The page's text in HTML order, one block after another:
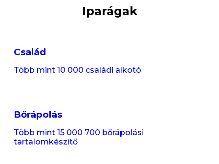
Iparágak
Család
Több mint 10 000 családi alkotó
Bőrápolás
Több mint 15 000 700 bőrápolási
tartalomkészítő